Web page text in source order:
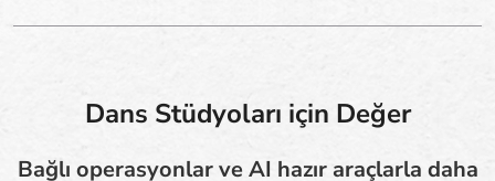
Dans Stüdyoları için Değer
Bağlı operasyonlar ve AI hazır araçlarla daha